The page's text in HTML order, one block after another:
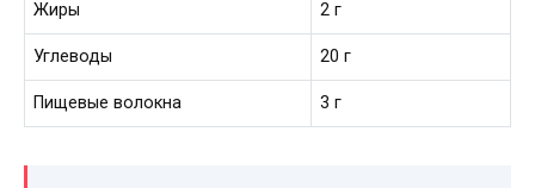
Жиры 2 г
Углеводы 20 г
Пищевые волокна 3 г